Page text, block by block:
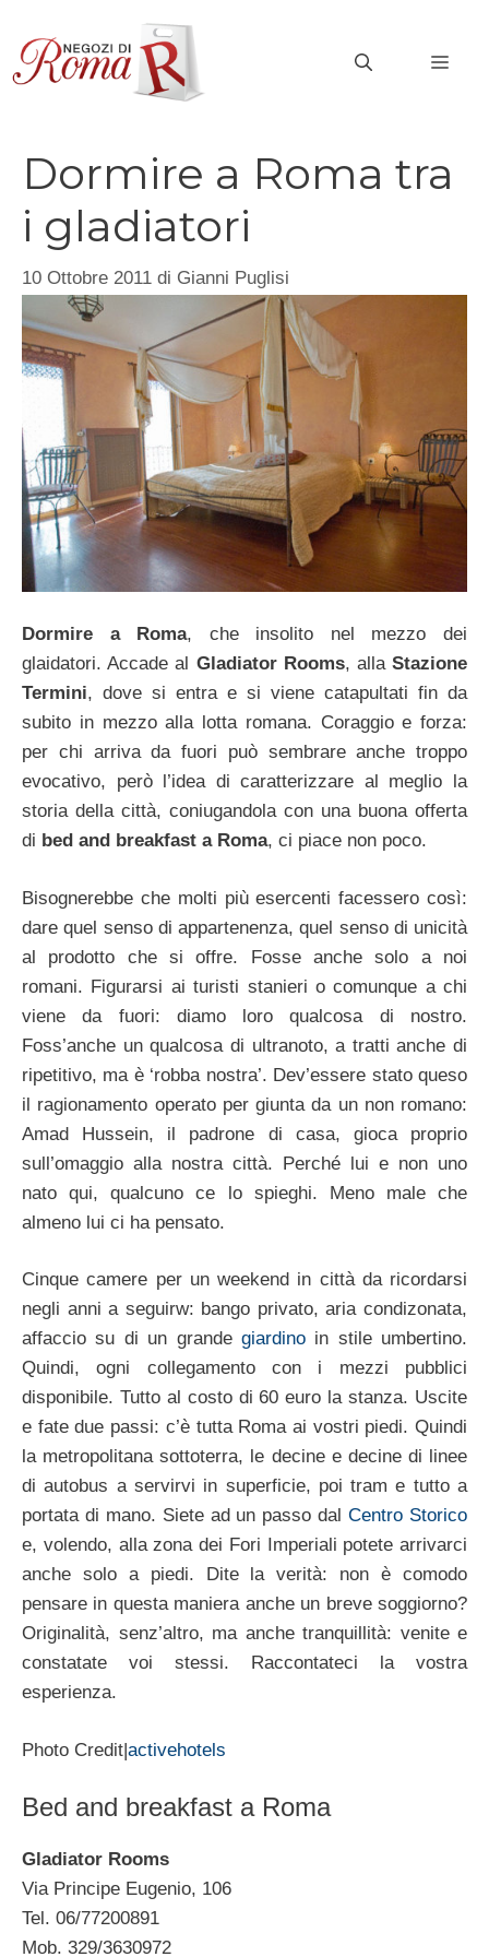
contenuto
Dormire a Roma tra
i gladiatori
10 Ottobre 2011 di Gianni Puglisi
Dormire a Roma, che insolito nel mezzo dei
glaidatori. Accade al Gladiator Rooms, allaStazione
Termini, dove si entra e si viene catapultati fin da
subito in mezzo alla lotta romana. Coraggio e forza:
per chi arriva da fuori può sembrare anche troppo
evocativo, però l’idea di caratterizzare al meglio la
storia della città, coniugandola con una buona offerta
di bed and breakfast a Roma, ci piace non poco.
Bisognerebbe che molti più esercenti facessero così:
dare quel senso di appartenenza, quel senso di unicità
al prodotto che si offre. Fosse anche solo a noi
romani. Figurarsi ai turisti stanieri o comunque a chi
viene da fuori: diamo loro qualcosa di nostro.
Foss’anche un qualcosa di ultranoto, a tratti anche di
ripetitivo, ma è ‘robba nostra’. Dev’essere stato queso
il ragionamento operato per giunta da un non romano:
Amad Hussein, il padrone di casa, gioca proprio
sull’omaggio alla nostra città. Perché lui e non uno
nato qui, qualcuno ce lo spieghi. Meno male che
almeno lui ci ha pensato.
Cinque camere per un weekend in città da ricordarsi
negli anni a seguirw: bango privato, aria condizonata,
affaccio su di un grande giardinoin stile umbertino.
Quindi, ogni collegamento con i mezzi pubblici
disponibile. Tutto al costo di 60 euro la stanza. Uscite
e fate due passi: c’è tutta Roma ai vostri piedi. Quindi
la metropolitana sottoterra, le decine e decine di linee
di autobus a servirvi in superficie, poi tram e tutto a
portata di mano. Siete ad un passo dalCentro Storico
e, volendo, alla zona dei Fori Imperiali potete arrivarci
anche solo a piedi. Dite la verità: non è comodo
pensare in questa maniera anche un breve soggiorno?
Originalità, senz’altro, ma anche tranquillità: venite e
constatate voi stessi. Raccontateci la vostra
esperienza.
Photo Credit|activehotels
Bed and breakfast a Roma
Gladiator Rooms
Via Principe Eugenio, 106
Tel. 06/77200891
Mob. 329/3630972